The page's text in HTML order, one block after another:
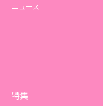
ニュース
特集